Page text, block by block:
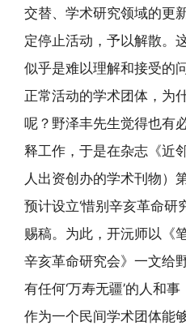
交替、学术研究领域的更
定停止活动，予以解散。
似乎是难以理解和接受的
正常活动的学术团体，为
呢？野泽丰先生觉得也有
释工作，于是在杂志《近
人出资创办的学术刊物）
预计设立‘惜别辛亥革命研
赐稿。为此，开沅师以
辛亥革命研究会》一文给
有任何‘万寿无疆’的人和
作为一个民间学术团体能